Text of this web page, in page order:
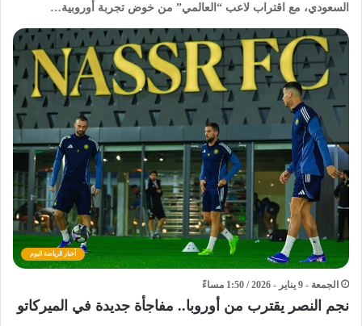
السعودي، مع اقتراب لاعب “العالمي” من خوض تجربة أوروبية…
أخبار الرياضة اليوم
الجمعة - 9 يناير - 2026 / 1:50 مساءً
نجم النصر يقترب من أوروبا.. مفاجأة جديدة في الميركاتو